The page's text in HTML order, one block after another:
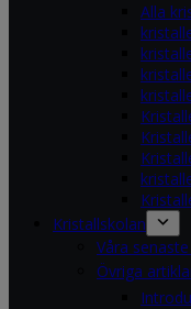
Alla
Kristallskolan
Våra
Övriga